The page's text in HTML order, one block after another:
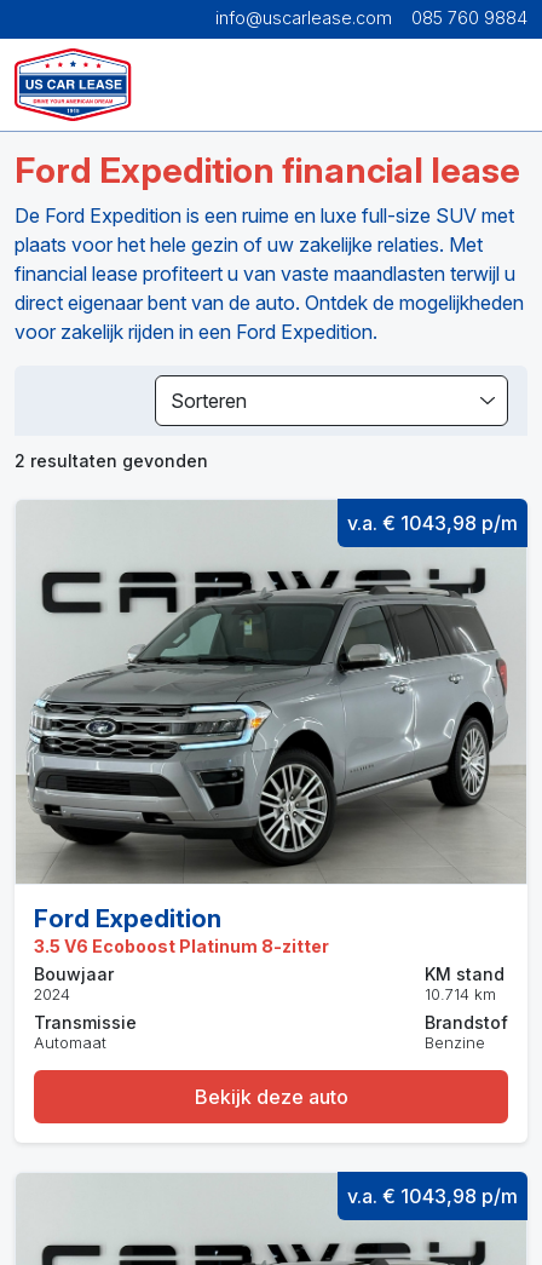
info@uscarlease.com 085 760 9884
Ford Expedition financial lease
De Ford Expedition is een ruime en luxe full-size SUV met
plaats voor het hele gezin of uw zakelijke relaties. Met
financial lease profiteert u van vaste maandlasten terwijl u
direct eigenaar bent van de auto. Ontdek de mogelijkheden
voor zakelijk rijden in een Ford Expedition.
Sorteren
2 resultaten gevonden
v.a. € 1043,98 p/m
Ford Expedition
3.5 V6 Ecoboost Platinum 8-zitter
Bouwjaar
2024
Transmissie
Automaat
KM stand
10.714 km
Brandstof
Benzine
Bekijk deze auto
v.a. € 1043,98 p/m